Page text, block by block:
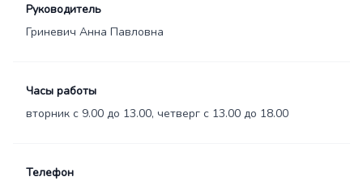
Руководитель
Гриневич Анна Павловна
Часы работы
вторник с 9.00 до 13.00, четверг с 13.00 до 18.00
Телефон